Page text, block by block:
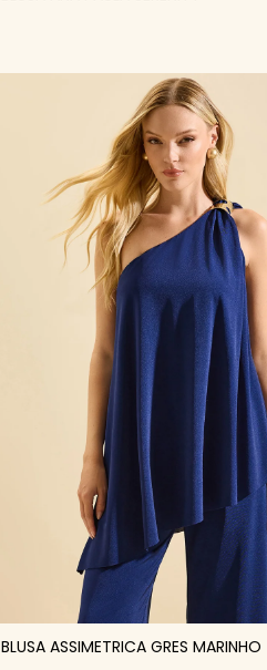
BLUSA ASSIMETRICA GRES MARINHO